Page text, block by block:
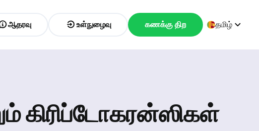
ஆதரவு உள்நுழைவு கணக்கு திற தமிழ்
கிரிப்டோகரன்ஸிகள்